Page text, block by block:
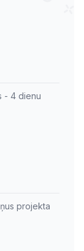
- 4 dienu
projekta